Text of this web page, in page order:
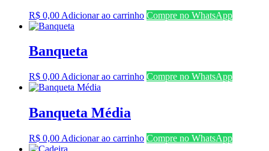
R$ 0,00 Adicionar ao carrinho Compre no WhatsApp
Banqueta
R$ 0,00 Adicionar ao carrinho Compre no WhatsApp
Banqueta Média
R$ 0,00 Adicionar ao carrinho Compre no WhatsApp